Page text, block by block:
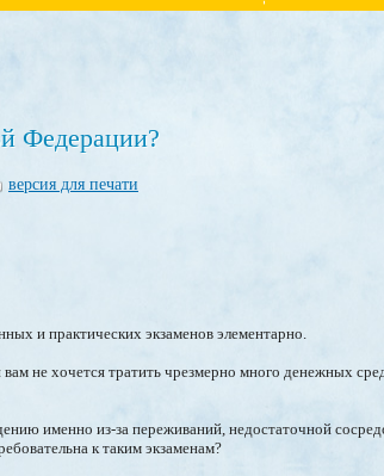
Федерации?
версия для печати
и практических экзаменов элементарно.
не хочется тратить чрезмерно много денежных
именно из-за переживаний, недостаточной
к таким экзаменам?